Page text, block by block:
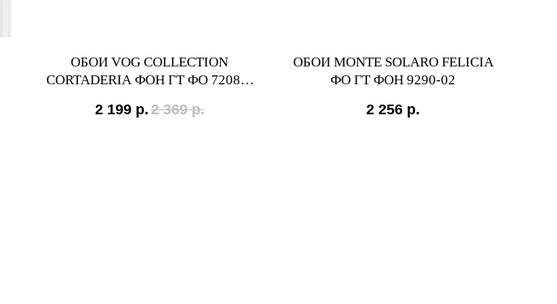
ОБОИ VOG COLLECTION
CORTADERIA ФОН ГТ ФО 72087-
2 199 р.2 369 р.
ОБОИ MONTE SOLARO FELICIA
ФО ГТ ФОН 9290-02
2 256 р.